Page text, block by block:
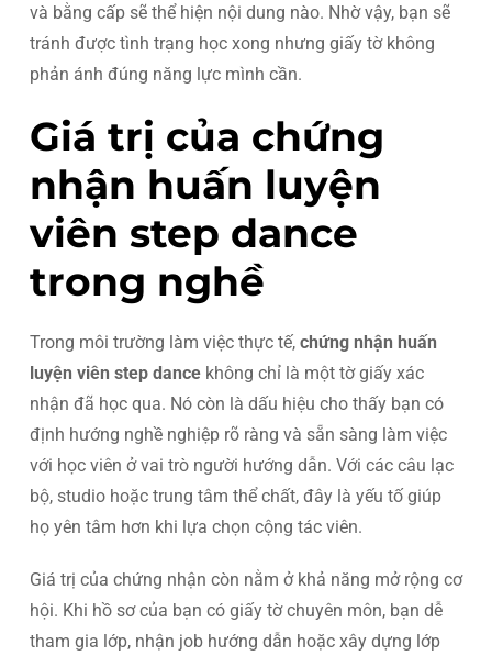
và bằng cấp sẽ thể hiện nội dung nào. Nhờ vậy, bạn sẽ
tránh được tình trạng học xong nhưng giấy tờ không
phản ánh đúng năng lực mình cần.
Giá trị của chứng
nhận huấn luyện
viên step dance
trong nghề
Trong môi trường làm việc thực tế, chứng nhận huấn
luyện viên step dance không chỉ là một tờ giấy xác
nhận đã học qua. Nó còn là dấu hiệu cho thấy bạn có
định hướng nghề nghiệp rõ ràng và sẵn sàng làm việc
với học viên ở vai trò người hướng dẫn. Với các câu lạc
bộ, studio hoặc trung tâm thể chất, đây là yếu tố giúp
họ yên tâm hơn khi lựa chọn cộng tác viên.
Giá trị của chứng nhận còn nằm ở khả năng mở rộng cơ
hội. Khi hồ sơ của bạn có giấy tờ chuyên môn, bạn dễ
tham gia lớp, nhận job hướng dẫn hoặc xây dựng lớp